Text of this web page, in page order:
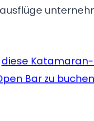
diese
Bar zu